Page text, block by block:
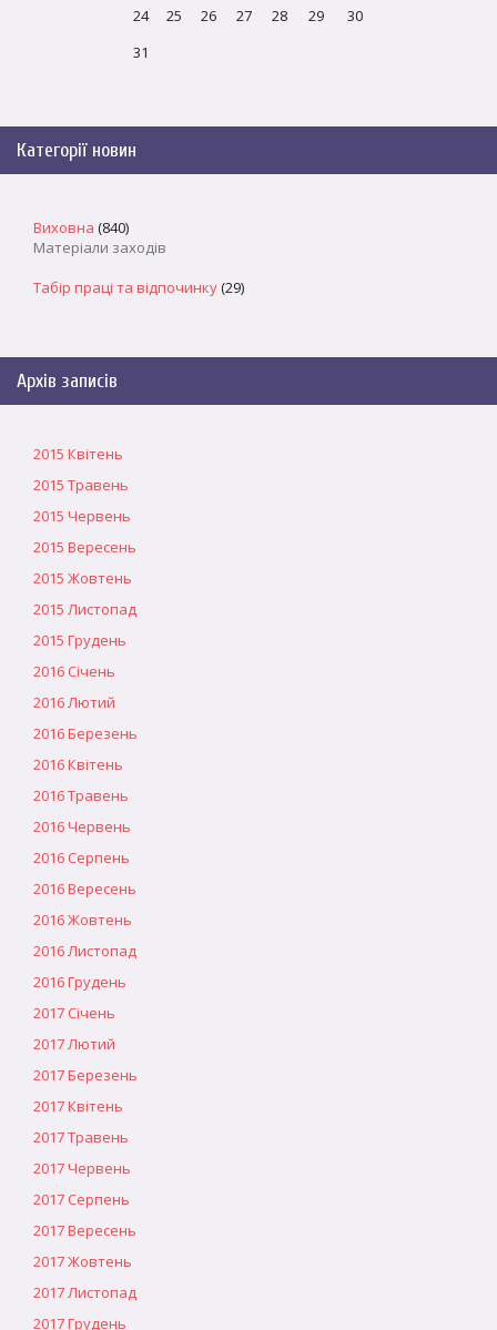
24
25 26 27 28 29
30
31
Категорії новин
Виховна (840)
Матеріали заходів
Табір праці та відпочинку(29)
Архів записів
2015 Квітень
2015 Травень
2015 Червень
2015 Вересень
2015 Жовтень
2015 Листопад
2015 Грудень
2016 Січень
2016 Лютий
2016 Березень
2016 Квітень
2016 Травень
2016 Червень
2016 Серпень
2016 Вересень
2016 Жовтень
2016 Листопад
2016 Грудень
2017 Січень
2017 Лютий
2017 Березень
2017 Квітень
2017 Травень
2017 Червень
2017 Серпень
2017 Вересень
2017 Жовтень
2017 Листопад
2017 Грудень